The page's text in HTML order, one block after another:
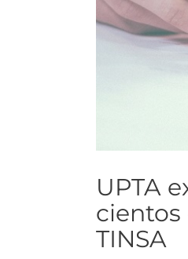
UPTA
cientos
TINSA